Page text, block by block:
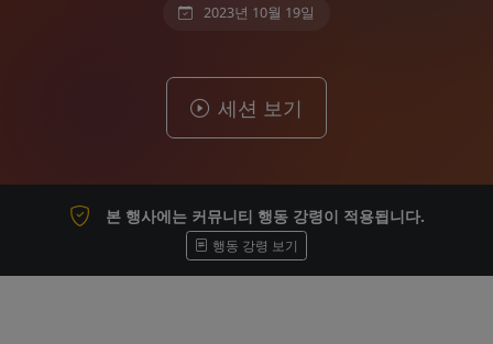
2023년 10월 19일
세션 보기
본 행사에는 커뮤니티 행동 강령이 적용됩니다.
행동 강령 보기